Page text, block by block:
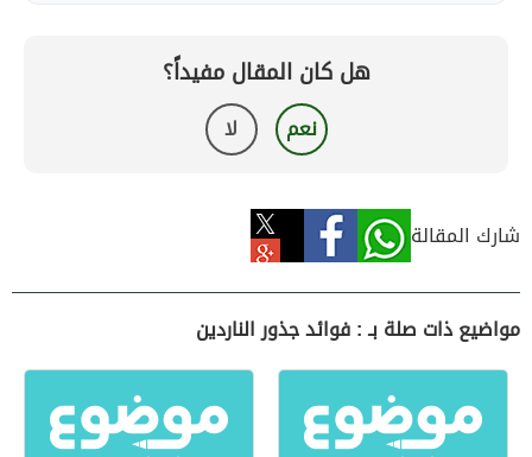
هل كان المقال مفيداً؟
نعم لا
شارك المقالة
مواضيع ذات صلة بـ : فوائد جذور الناردين